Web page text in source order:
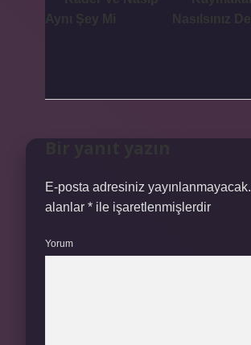
E-posta adresiniz yayınlanmayacak.
alanlar * ile işaretlenmişlerdir
Yorum